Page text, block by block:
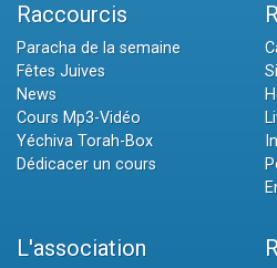
Raccourcis
Paracha de la semaine
Fêtes Juives
News
Cours Mp3-Vidéo
Yéchiva Torah-Box
Dédicacer un cours
L'association